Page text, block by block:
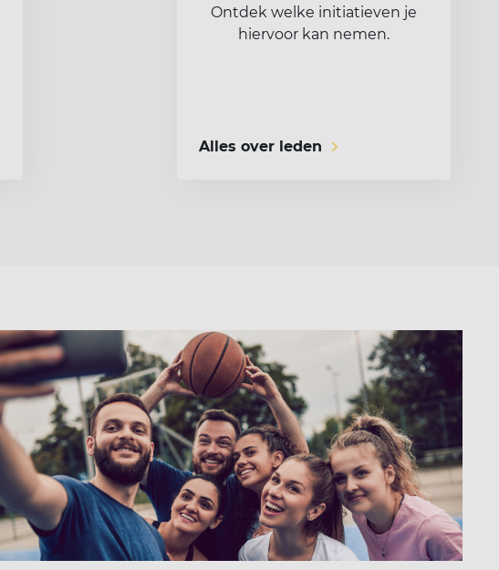
Ontdek welke initiatieven je
hiervoor kan nemen.
Alles over leden